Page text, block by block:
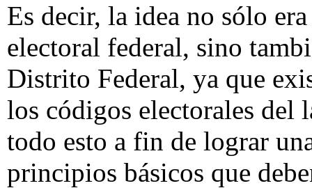
Es decir, la idea no sólo
electoral federal, sino
Distrito Federal, ya que
los códigos electorales del
todo esto a fin de lograr
principios básicos que